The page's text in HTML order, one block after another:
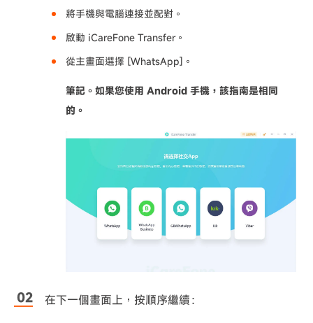
將手機與電腦連接並配對。
啟動 iCareFone Transfer。
從主畫面選擇 [WhatsApp]。
筆記。如果您使用 Android 手機，該指南是相同
的。
在下一個畫面上，按順序繼續：